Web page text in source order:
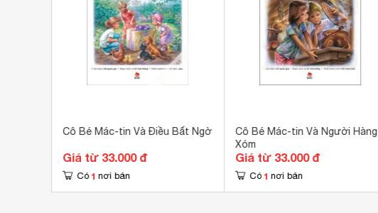
Cô Bé Mác-tin Và Điều Bất Ngờ
Giá từ 33.000 đ
Có 1 nơi bán
Cô Bé Mác-tin Và Người Hàng
Xóm
Giá từ 33.000 đ
Có 1 nơi bán